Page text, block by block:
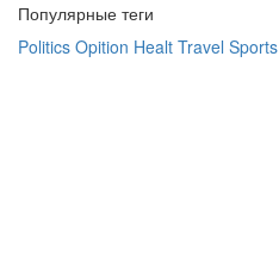
Популярные теги
Politics Opition Healt Travel Sports